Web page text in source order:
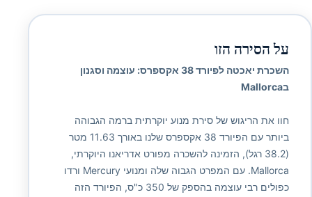
על הסירה הזו
השכרת יאכטה לפיורד 38 אקספרס: עוצמה וסגנון
בMallorca
חוו את הריגוש של סירת מנוע יוקרתית ברמה הגבוהה
ביותר עם הפיורד 38 אקספרס שלנו באורך 11.63 מטר
(38.2 רגל), הזמינה להשכרה מפורט אדריאנו היוקרתי,
Mallorca. עם המפרט הגבוה שלה ומנועי Mercury ורדו
כפולים רבי עוצמה בהספק של 350 כ"ס, הפיורד הזה